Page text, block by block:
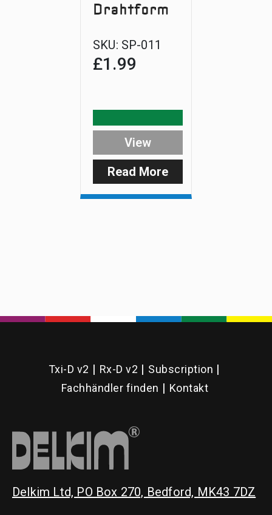
Drahtform
SKU: SP-011
£1.99
Read More:
DuoCarb
View
Txi-D v2 Rx-D v2
Subscription
Fachhändler finden
Kontakt
Delkim Ltd, PO Box 270, Bedford, MK43 7DZ